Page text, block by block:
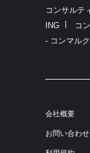
コンサルテ
ING
コ
- コンマルク
会社概要
お問い合わせ